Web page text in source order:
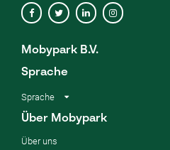
Mobypark B.V.
Sprache
Sprache
Über Mobypark
Über uns